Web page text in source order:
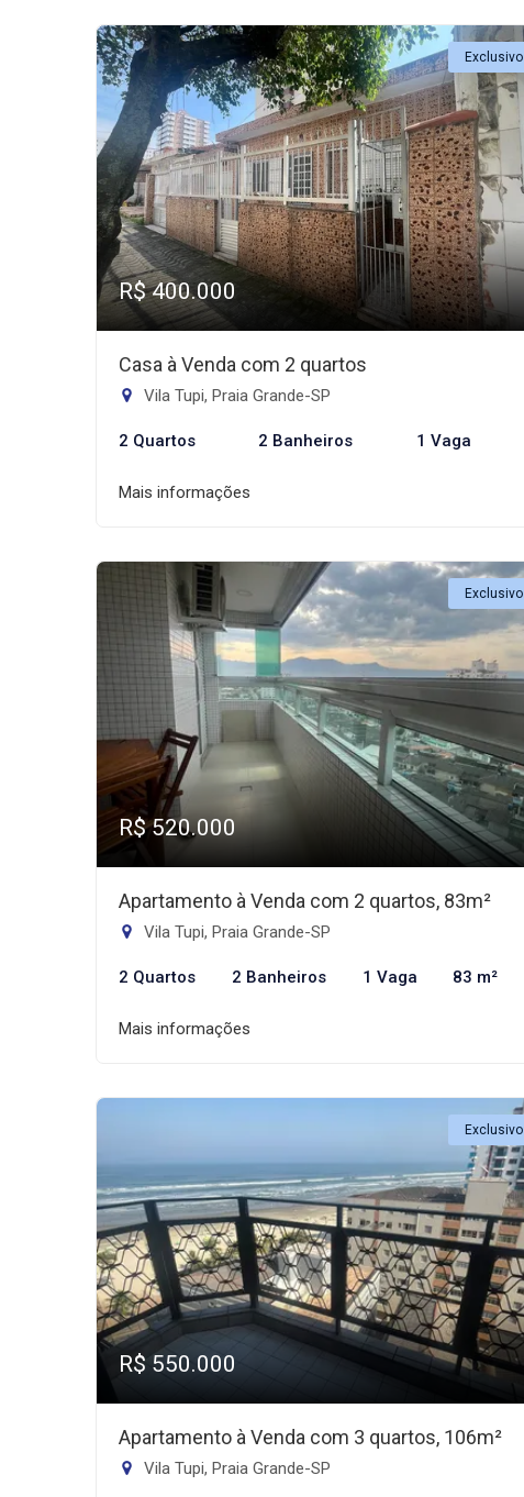
Exclusivo
R$ 400.000
Casa à Venda com 2 quartos
Vila Tupi, Praia Grande-SP
2 Quartos 2 Banheiros 1 Vaga
Mais informações
Exclusivo
R$ 520.000
Apartamento à Venda com 2 quartos, 83m²
Vila Tupi, Praia Grande-SP
2 Quartos 2 Banheiros 1 Vaga 83 m²
Mais informações
Exclusivo
R$ 550.000
Apartamento à Venda com 3 quartos, 106m²
Vila Tupi, Praia Grande-SP